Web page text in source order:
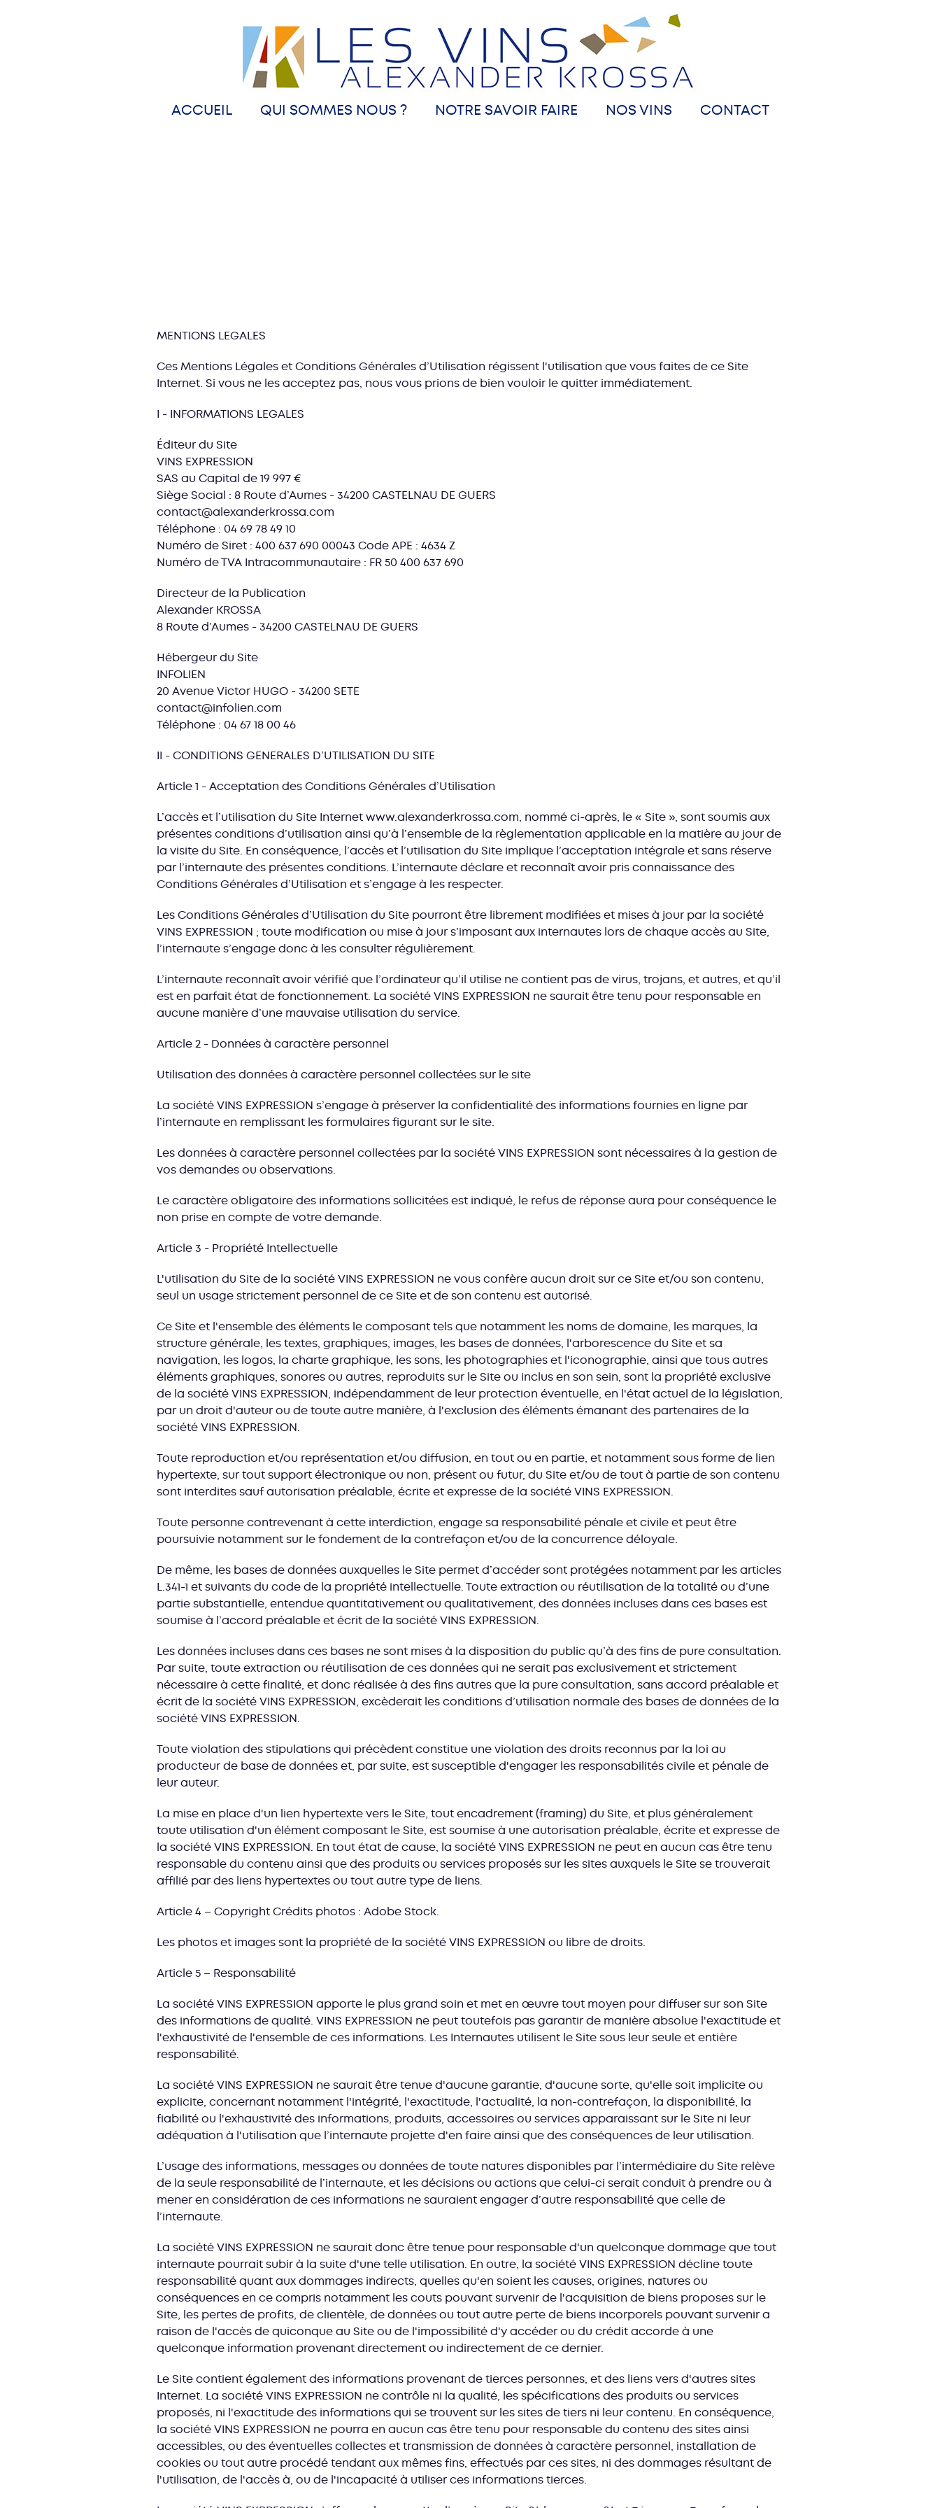
ACCUEIL QUI SOMMES NOUS ? NOTRE SAVOIR FAIRE NOS VINS CONTACT
MENTIONS LEGALES
Ces Mentions Légales et Conditions Générales d’Utilisation régissent l'utilisation que vous faites de ce Site
Internet. Si vous ne les acceptez pas, nous vous prions de bien vouloir le quitter immédiatement.
I - INFORMATIONS LEGALES
Éditeur du Site
VINS EXPRESSION
SAS au Capital de 19 997 €
Siège Social : 8 Route d’Aumes - 34200 CASTELNAU DE GUERS
contact@alexanderkrossa.com
Téléphone : 04 69 78 49 10
Numéro de Siret : 400 637 690 00043 Code APE : 4634 Z
Numéro de TVA Intracommunautaire : FR 50 400 637 690
Directeur de la Publication
Alexander KROSSA
8 Route d’Aumes - 34200 CASTELNAU DE GUERS
Hébergeur du Site
INFOLIEN
20 Avenue Victor HUGO - 34200 SETE
contact@infolien.com
Téléphone : 04 67 18 00 46
II - CONDITIONS GENERALES D’UTILISATION DU SITE
Article 1 - Acceptation des Conditions Générales d’Utilisation
L’accès et l’utilisation du Site Internet www.alexanderkrossa.com, nommé ci-après, le « Site », sont soumis aux
présentes conditions d’utilisation ainsi qu’à l’ensemble de la règlementation applicable en la matière au jour de
la visite du Site. En conséquence, l’accès et l’utilisation du Site implique l’acceptation intégrale et sans réserve
par l’internaute des présentes conditions. L’internaute déclare et reconnaît avoir pris connaissance des
Conditions Générales d’Utilisation et s’engage à les respecter.
Les Conditions Générales d’Utilisation du Site pourront être librement modifiées et mises à jour par la société
VINS EXPRESSION ; toute modification ou mise à jour s’imposant aux internautes lors de chaque accès au Site,
l’internaute s’engage donc à les consulter régulièrement.
L’internaute reconnaît avoir vérifié que l’ordinateur qu’il utilise ne contient pas de virus, trojans, et autres, et qu’il
est en parfait état de fonctionnement. La société VINS EXPRESSION ne saurait être tenu pour responsable en
aucune manière d’une mauvaise utilisation du service.
Article 2 - Données à caractère personnel
Utilisation des données à caractère personnel collectées sur le site
La société VINS EXPRESSION s’engage à préserver la confidentialité des informations fournies en ligne par
l’internaute en remplissant les formulaires figurant sur le site.
Les données à caractère personnel collectées par la société VINS EXPRESSION sont nécessaires à la gestion de
vos demandes ou observations.
Le caractère obligatoire des informations sollicitées est indiqué, le refus de réponse aura pour conséquence le
non prise en compte de votre demande.
Article 3 - Propriété Intellectuelle
L'utilisation du Site de la société VINS EXPRESSION ne vous confère aucun droit sur ce Site et/ou son contenu,
seul un usage strictement personnel de ce Site et de son contenu est autorisé.
Ce Site et l'ensemble des éléments le composant tels que notamment les noms de domaine, les marques, la
structure générale, les textes, graphiques, images, les bases de données, l'arborescence du Site et sa
navigation, les logos, la charte graphique, les sons, les photographies et l'iconographie, ainsi que tous autres
éléments graphiques, sonores ou autres, reproduits sur le Site ou inclus en son sein, sont la propriété exclusive
de la société VINS EXPRESSION, indépendamment de leur protection éventuelle, en l'état actuel de la législation,
par un droit d'auteur ou de toute autre manière, à l'exclusion des éléments émanant des partenaires de la
société VINS EXPRESSION.
Toute reproduction et/ou représentation et/ou diffusion, en tout ou en partie, et notamment sous forme de lien
hypertexte, sur tout support électronique ou non, présent ou futur, du Site et/ou de tout à partie de son contenu
sont interdites sauf autorisation préalable, écrite et expresse de la société VINS EXPRESSION.
Toute personne contrevenant à cette interdiction, engage sa responsabilité pénale et civile et peut être
poursuivie notamment sur le fondement de la contrefaçon et/ou de la concurrence déloyale.
De même, les bases de données auxquelles le Site permet d’accéder sont protégées notamment par les articles
L.341-1 et suivants du code de la propriété intellectuelle. Toute extraction ou réutilisation de la totalité ou d’une
partie substantielle, entendue quantitativement ou qualitativement, des données incluses dans ces bases est
soumise à l’accord préalable et écrit de la société VINS EXPRESSION.
Les données incluses dans ces bases ne sont mises à la disposition du public qu’à des fins de pure consultation.
Par suite, toute extraction ou réutilisation de ces données qui ne serait pas exclusivement et strictement
nécessaire à cette finalité, et donc réalisée à des fins autres que la pure consultation, sans accord préalable et
écrit de la société VINS EXPRESSION, excèderait les conditions d’utilisation normale des bases de données de la
société VINS EXPRESSION.
Toute violation des stipulations qui précèdent constitue une violation des droits reconnus par la loi au
producteur de base de données et, par suite, est susceptible d'engager les responsabilités civile et pénale de
leur auteur.
La mise en place d'un lien hypertexte vers le Site, tout encadrement (framing) du Site, et plus généralement
toute utilisation d'un élément composant le Site, est soumise à une autorisation préalable, écrite et expresse de
la société VINS EXPRESSION. En tout état de cause, la société VINS EXPRESSION ne peut en aucun cas être tenu
responsable du contenu ainsi que des produits ou services proposés sur les sites auxquels le Site se trouverait
affilié par des liens hypertextes ou tout autre type de liens.
Article 4 – Copyright Crédits photos : Adobe Stock.
Les photos et images sont la propriété de la société VINS EXPRESSION ou libre de droits.
Article 5 – Responsabilité
La société VINS EXPRESSION apporte le plus grand soin et met en œuvre tout moyen pour diffuser sur son Site
des informations de qualité. VINS EXPRESSION ne peut toutefois pas garantir de manière absolue l'exactitude et
l'exhaustivité de l'ensemble de ces informations. Les Internautes utilisent le Site sous leur seule et entière
responsabilité.
La société VINS EXPRESSION ne saurait être tenue d'aucune garantie, d'aucune sorte, qu'elle soit implicite ou
explicite, concernant notamment l'intégrité, l'exactitude, l'actualité, la non-contrefaçon, la disponibilité, la
fiabilité ou l'exhaustivité des informations, produits, accessoires ou services apparaissant sur le Site ni leur
adéquation à l'utilisation que l’internaute projette d'en faire ainsi que des conséquences de leur utilisation.
L’usage des informations, messages ou données de toute natures disponibles par l’intermédiaire du Site relève
de la seule responsabilité de l’internaute, et les décisions ou actions que celui-ci serait conduit à prendre ou à
mener en considération de ces informations ne sauraient engager d’autre responsabilité que celle de
l’internaute.
La société VINS EXPRESSION ne saurait donc être tenue pour responsable d'un quelconque dommage que tout
internaute pourrait subir à la suite d'une telle utilisation. En outre, la société VINS EXPRESSION décline toute
responsabilité quant aux dommages indirects, quelles qu'en soient les causes, origines, natures ou
conséquences en ce compris notamment les couts pouvant survenir de l'acquisition de biens proposes sur le
Site, les pertes de profits, de clientèle, de données ou tout autre perte de biens incorporels pouvant survenir a
raison de l'accès de quiconque au Site ou de l'impossibilité d'y accéder ou du crédit accorde à une
quelconque information provenant directement ou indirectement de ce dernier.
Le Site contient également des informations provenant de tierces personnes, et des liens vers d'autres sites
Internet. La société VINS EXPRESSION ne contrôle ni la qualité, les spécifications des produits ou services
proposés, ni l'exactitude des informations qui se trouvent sur les sites de tiers ni leur contenu. En conséquence,
la société VINS EXPRESSION ne pourra en aucun cas être tenu pour responsable du contenu des sites ainsi
accessibles, ou des éventuelles collectes et transmission de données à caractère personnel, installation de
cookies ou tout autre procédé tendant aux mêmes fins, effectués par ces sites, ni des dommages résultant de
l'utilisation, de l'accès à, ou de l'incapacité à utiliser ces informations tierces.